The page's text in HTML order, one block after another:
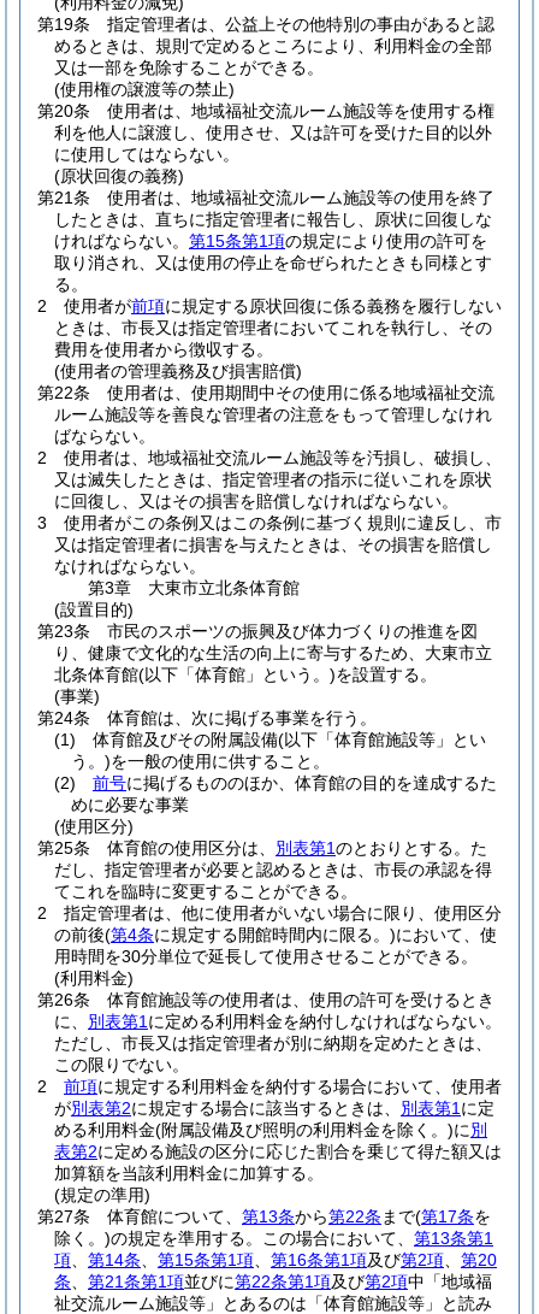
第19条
指定管理者は、公益上その他特別の事由があると認
めるときは、規則で定めるところにより、利用料金の全部
又は一部を免除することができる。
(使用権の譲渡等の禁止)
第20条
使用者は、地域福祉交流ルーム施設等を使用する権
利を他人に譲渡し、使用させ、又は許可を受けた目的以外
に使用してはならない。
(原状回復の義務)
第21条
使用者は、地域福祉交流ルーム施設等の使用を終了
したときは、直ちに指定管理者に報告し、原状に回復しな
ければならない。 第15条第1項の規定により使用の許可を
取り消され、又は使用の停止を命ぜられたときも同様とす
る。
2
使用者が前項に規定する原状回復に係る義務を履行しない
ときは、市長又は指定管理者においてこれを執行し、その
費用を使用者から徴収する。
(使用者の管理義務及び損害賠償)
第22条
使用者は、使用期間中その使用に係る地域福祉交流
ルーム施設等を善良な管理者の注意をもって管理しなけれ
ばならない。
2
使用者は、地域福祉交流ルーム施設等を汚損し、破損し、
又は滅失したときは、指定管理者の指示に従いこれを原状
に回復し、又はその損害を賠償しなければならない。
3
使用者がこの条例又はこの条例に基づく規則に違反し、市
又は指定管理者に損害を与えたときは、その損害を賠償し
なければならない。
第3章
大東市立北条体育館
(設置目的)
第23条
市民のスポーツの振興及び体力づくりの推進を図
り、健康で文化的な生活の向上に寄与するため、大東市立
北条体育館(以下「体育館」という。)を設置する。
(事業)
第24条
体育館は、次に掲げる事業を行う。
(1)
体育館及びその附属設備(以下「体育館施設等」とい
う。)を一般の使用に供すること。
(2)
前号に掲げるもののほか、体育館の目的を達成するた
めに必要な事業
(使用区分)
第25条
体育館の使用区分は、 別表第1のとおりとする。 た
だし、指定管理者が必要と認めるときは、市長の承認を得
てこれを臨時に変更することができる。
2
指定管理者は、他に使用者がいない場合に限り、使用区分
の前後(第4条に規定する開館時間内に限る。)において、使
用時間を30分単位で延長して使用させることができる。
(利用料金)
第26条
体育館施設等の使用者は、使用の許可を受けるとき
に、 別表第1 に定める利用料金を納付しなければならない。
ただし、市長又は指定管理者が別に納期を定めたときは、
この限りでない。
2
前項に規定する利用料金を納付する場合において、使用者
が別表第2に規定する場合に該当するときは、 別表第1 に定
める利用料金(附属設備及び照明の利用料金を除く。)に別
表第2に定める施設の区分に応じた割合を乗じて得た額又は
加算額を当該利用料金に加算する。
(規定の準用)
第27条
体育館について、 第13条から第22条 まで(第17条を
除く。)の規定を準用する。 この場合において、 第13条第1
項
第14条 第15条第1項 第16条第1項及び第2項
第20
条
第21条第1項並びに第22条第1項及び第2項中「地域福
祉交流ルーム施設等」とあるのは「体育館施設等」と読み